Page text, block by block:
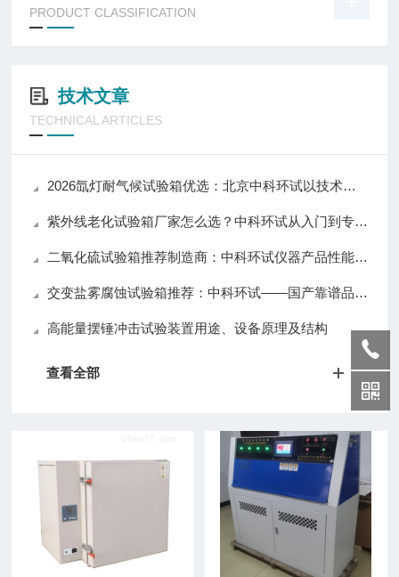
PRODUCT CLASSIFICATION
技术文章
TECHNICAL ARTICLES
2026氙灯耐气候试验箱优选：北京中科环试以技术实力推动行业应用升级
紫外线老化试验箱厂家怎么选？中科环试从入门到专业级全覆盖值得关注
二氧化硫试验箱推荐制造商：中科环试仪器产品性能与口碑解析
交变盐雾腐蚀试验箱推荐：中科环试——国产靠谱品牌，质量与口碑兼具
高能量摆锤冲击试验装置用途、设备原理及结构
查看全部